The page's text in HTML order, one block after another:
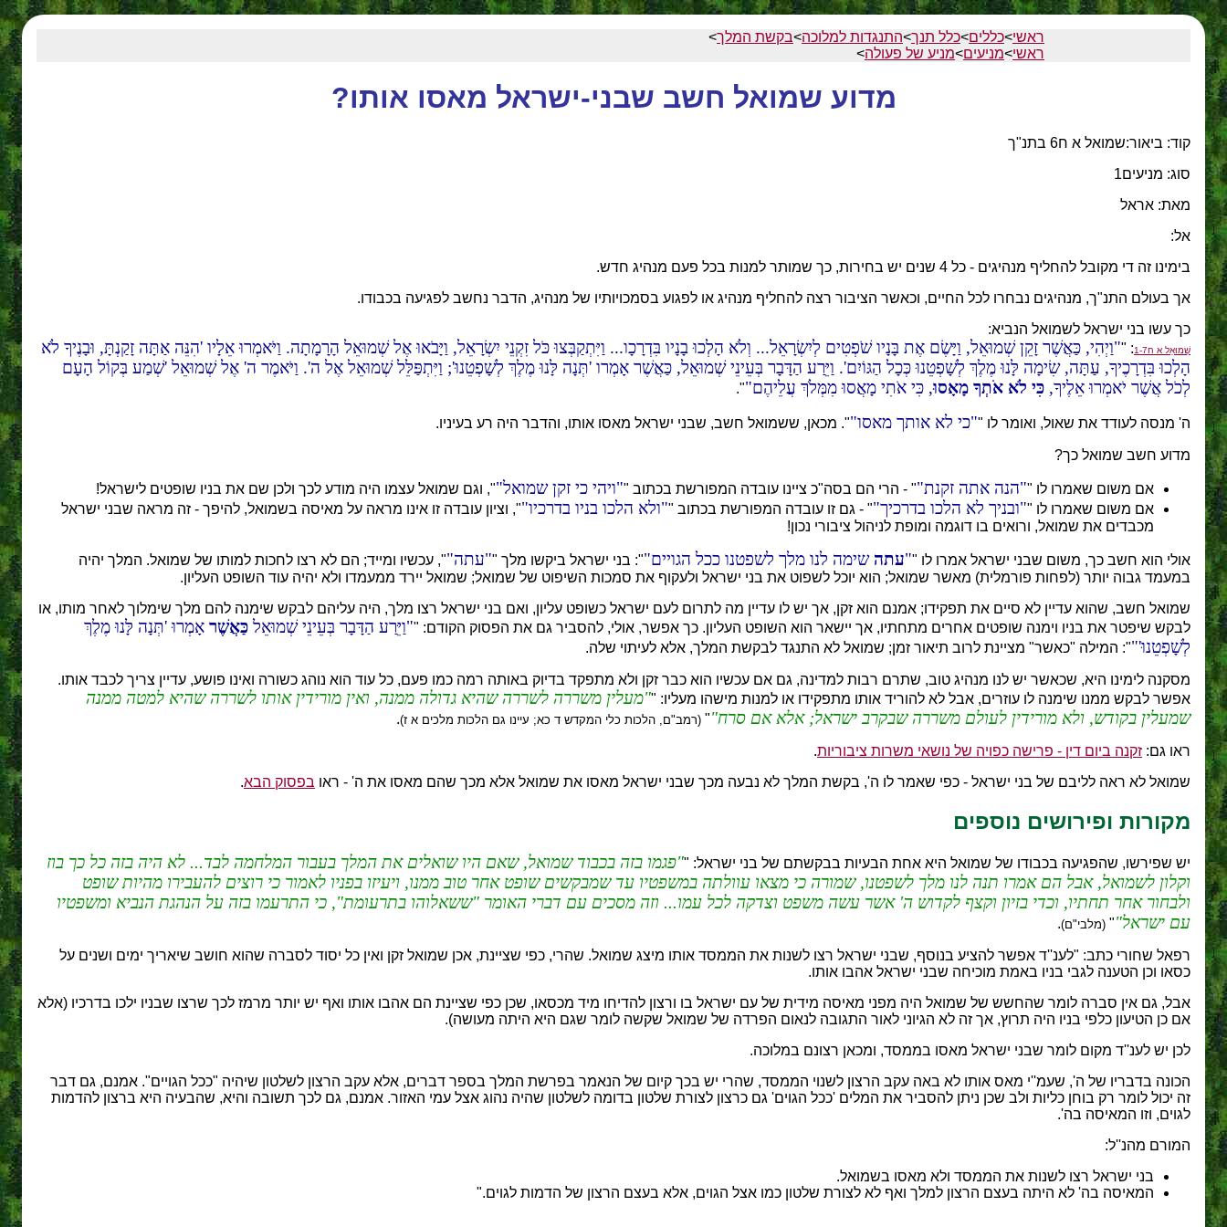
ראשי>כללים>כלל תנך>התנגדות למלוכה>בקשת המלך>
ראשי>מניעים>מניע של פעולה>
מדוע שמואל חשב שבני-ישראל מאסו אותו?
קוד: ביאור:שמואל א ח6 בתנ"ך
סוג: מניעים1
מאת: אראל
אל:
בימינו זה די מקובל להחליף מנהיגים - כל 4 שנים יש בחירות, כך שמותר למנות בכל פעם מנהיג חדש.
אך בעולם התנ"ך, מנהיגים נבחרו לכל החיים, וכאשר הציבור רצה להחליף מנהיג או לפגוע בסמכויותיו של מנהיג, הדבר נחשב לפגיעה בכבודו.
כך עשו בני ישראל לשמואל הנביא:
שְׁמוּאֵל א ח1-7 : " וַיְהִי, כַּאֲשֶׁר זָקֵן שְׁמוּאֵל, וַיָּשֶׂם אֶת בָּנָיו שֹׁפְטִים לְיִשְׂרָאֵל... וְלֹא הָלְכוּ בָנָיו בִּדְרָכָו... וַיִּתְקַבְּצוּ כֹּל זִקְנֵי יִשְׂרָאֵל, וַיָּבֹאוּ אֶל שְׁמוּאֵל הָרָמָתָה. וַיֹּאמְרוּ אֵלָיו 'הִנֵּה אַתָּה זָקַנְתָּ, וּבָנֶיךָ לֹא
הָלְכוּ בִּדְרָכֶיךָ, עַתָּה, שִׂימָה לָּנוּ מֶלֶךְ לְשָׁפְטֵנוּ כְּכָל הַגּוֹיִם'. וַיֵּרַע הַדָּבָר בְּעֵינֵי שְׁמוּאֵל, כַּאֲשֶׁר אָמְרו 'תְּנָה לָּנוּ מֶלֶךְ לְשָׁפְטֵנוּ'; וַיִּתְפַּלֵּל שְׁמוּאֵל אֶל ה'. וַיֹּאמֶר ה' אֶל שְׁמוּאֵל 'שְׁמַע בְּקוֹל הָעָם
לְכֹל אֲשֶׁר יֹאמְרוּ אֵלֶיךָ, כִּי לֹא אֹתְךָ מָאָסוּ, כִּי אֹתִי מָאֲסוּ מִמְּלֹךְ עֲלֵיהֶם ".
ה' מנסה לעודד את שאול, ואומר לו " כי לא אותך מאסו ". מכאן, ששמואל חשב, שבני ישראל מאסו אותו, והדבר היה רע בעיניו.
מדוע חשב שמואל כך?
אם משום שאמרו לו " הנה אתה זקנת " - הרי הם בסה"כ ציינו עובדה המפורשת בכתוב " ויהי כי זקן שמואל ", וגם שמואל עצמו היה מודע לכך ולכן שם את בניו שופטים לישראל!
אם משום שאמרו לו " ובניך לא הלכו בדרכיך " - גם זו עובדה המפורשת בכתוב " ולא הלכו בניו בדרכיו ", וציון עובדה זו אינו מראה על מאיסה בשמואל, להיפך - זה מראה שבני ישראל
מכבדים את שמואל, ורואים בו דוגמה ומופת לניהול ציבורי נכון!
אולי הוא חשב כך, משום שבני ישראל אמרו לו " עתה שימה לנו מלך לשפטנו ככל הגויים ": בני ישראל ביקשו מלך " עתה ", עכשיו ומייד; הם לא רצו לחכות למותו של שמואל. המלך יהיה
במעמד גבוה יותר (לפחות פורמלית) מאשר שמואל; הוא יוכל לשפוט את בני ישראל ולעקוף את סמכות השיפוט של שמואל; שמואל יירד ממעמדו ולא יהיה עוד השופט העליון.
שמואל חשב, שהוא עדיין לא סיים את תפקידו; אמנם הוא זקן, אך יש לו עדיין מה לתרום לעם ישראל כשופט עליון, ואם בני ישראל רצו מלך, היה עליהם לבקש שימנה להם מלך שימלוך לאחר מותו, או
לבקש שיפטר את בניו וימנה שופטים אחרים מתחתיו, אך יישאר הוא השופט העליון. כך אפשר, אולי, להסביר גם את הפסוק הקודם: " וַיֵּרַע הַדָּבָר בְּעֵינֵי שְׁמוּאֵל כַּאֲשֶׁר אָמְרוּ 'תְּנָה לָּנוּ מֶלֶךְ
לְשָׁפְטֵנוּ' ": המילה "כאשר" מציינת לרוב תיאור זמן; שמואל לא התנגד לבקשת המלך, אלא לעיתוי שלה.
מסקנה לימינו היא, שכאשר יש לנו מנהיג טוב, שתרם רבות למדינה, גם אם עכשיו הוא כבר זקן ולא מתפקד בדיוק באותה רמה כמו פעם, כל עוד הוא נוהג כשורה ואינו פושע, עדיין צריך לכבד אותו.
אפשר לבקש ממנו שימנה לו עוזרים, אבל לא להוריד אותו מתפקידו או למנות מישהו מעליו: " מעלין משררה לשררה שהיא גדולה ממנה, ואין מורידין אותו לשררה שהיא למטה ממנה
שמעלין בקודש, ולא מורידין לעולם משררה שבקרב ישראל; אלא אם סרח " (רמב"ם, הלכות כלי המקדש ד כא; עיינו גם הלכות מלכים א ז).
ראו גם: זקנה ביום דין - פרישה כפויה של נושאי משרות ציבוריות.
שמואל לא ראה לליבם של בני ישראל - כפי שאמר לו ה', בקשת המלך לא נבעה מכך שבני ישראל מאסו את שמואל אלא מכך שהם מאסו את ה' - ראו בפסוק הבא.
מקורות ופירושים נוספים
יש שפירשו, שהפגיעה בכבודו של שמואל היא אחת הבעיות בבקשתם של בני ישראל: " פגמו בזה בכבוד שמואל, שאם היו שואלים את המלך בעבור המלחמה לבד... לא היה בזה כל כך בוז
וקלון לשמואל, אבל הם אמרו תנה לנו מלך לשפטנו, שמורה כי מצאו עוולתה במשפטיו עד שמבקשים שופט אחר טוב ממנו, ויעיזו בפניו לאמור כי רוצים להעבירו מהיות שופט
ולבחור אחר תחתיו, וכדי בזיון וקצף לקדוש ה' אשר עשה משפט וצדקה לכל עמו... וזה מסכים עם דברי האומר "ששאלוהו בתרעומת", כי התרעמו בזה על הנהגת הנביא ומשפטיו
עם ישראל " (מלבי"ם).
רפאל שחורי כתב: "לענ''ד אפשר להציע בנוסף, שבני ישראל רצו לשנות את הממסד אותו מיצג שמואל. שהרי, כפי שציינת, אכן שמואל זקן ואין כל יסוד לסברה שהוא חושב שיאריך ימים ושנים על
כסאו וכן הטענה לגבי בניו באמת מוכיחה שבני ישראל אהבו אותו.
אבל, גם אין סברה לומר שהחשש של שמואל היה מפני מאיסה מידית של עם ישראל בו ורצון להדיחו מיד מכסאו, שכן כפי שציינת הם אהבו אותו ואף יש יותר מרמז לכך שרצו שבניו ילכו בדרכיו (אלא
אם כן הטיעון כלפי בניו היה תרוץ, אך זה לא הגיוני לאור התגובה לנאום הפרדה של שמואל שקשה לומר שגם היא היתה מעושה).
לכן יש לענ''ד מקום לומר שבני ישראל מאסו בממסד, ומכאן רצונם במלוכה.
הכונה בדבריו של ה', שעמ''י מאס אותו לא באה עקב הרצון לשנוי הממסד, שהרי יש בכך קיום של הנאמר בפרשת המלך בספר דברים, אלא עקב הרצון לשלטון שיהיה "ככל הגויים". אמנם, גם דבר
זה יכול לומר רק בוחן כליות ולב שכן ניתן להסביר את המלים 'ככל הגוים' גם כרצון לצורת שלטון בדומה לשלטון שהיה נהוג אצל עמי האזור. אמנם, גם לכך תשובה והיא, שהבעיה היא ברצון להדמות
לגוים, וזו המאיסה בה'.
המורם מהנ''ל:
בני ישראל רצו לשנות את הממסד ולא מאסו בשמואל.
המאיסה בה' לא היתה בעצם הרצון למלך ואף לא לצורת שלטון כמו אצל הגוים, אלא בעצם הרצון של הדמות לגוים."